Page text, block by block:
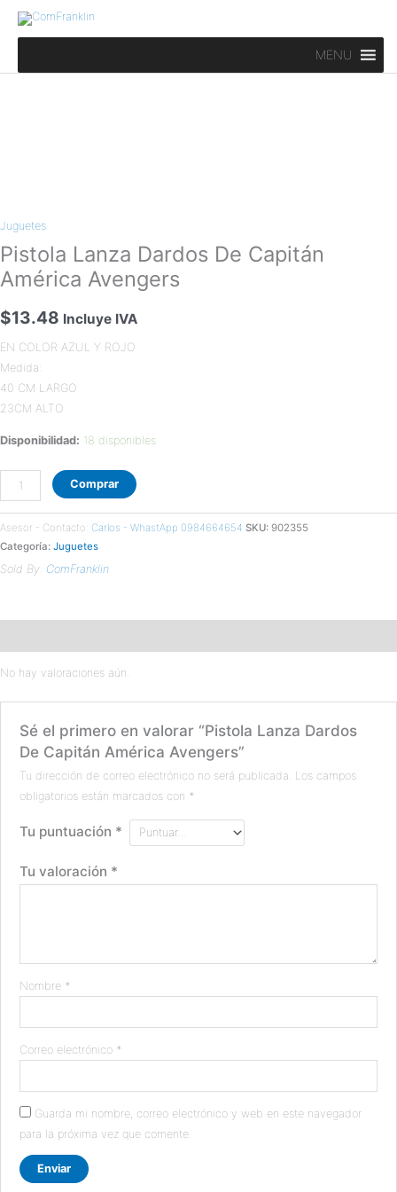
MENU
Juguetes
Pistola Lanza Dardos De Capitán
América Avengers
$13.48 Incluye IVA
EN COLOR AZUL Y ROJO
Medida:
40 CM LARGO
23CM ALTO
Disponibilidad: 18 disponibles
Dardos
De
Capitán
América
Avengers
cantidad
Comprar
Asesor - Contacto: Carlos - WhastApp 0984664654 SKU: 902355
Categoría: Juguetes
Sold By: ComFranklin
No hay valoraciones aún.
Sé el primero en valorar “Pistola Lanza Dardos
De Capitán América Avengers”
Tu dirección de correo electrónico no será publicada. Los campos
obligatorios están marcados con *
Tu puntuación *
Tu valoración *
Nombre *
Correo electrónico *
Guarda mi nombre, correo electrónico y web en este navegador
para la próxima vez que comente.